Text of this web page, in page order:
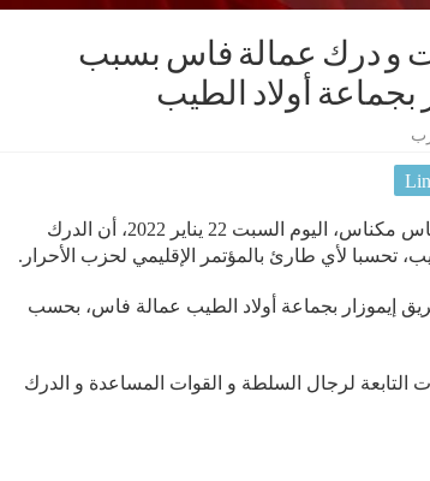
و درك عمالة فاس بسبب
بجماعة أولاد الطيب
أفاد مراسل موثوق لصحافة بلادي بجهة فاس مكناس، اليوم السبت 22 يناير 2022، أن الدرك
تحسبا لأي طارئ بالمؤتمر الإقليمي لحزب الأحرار.
إيموزار بجماعة أولاد الطيب عمالة فاس، بحسب
التابعة لرجال السلطة و القوات المساعدة و الدرك